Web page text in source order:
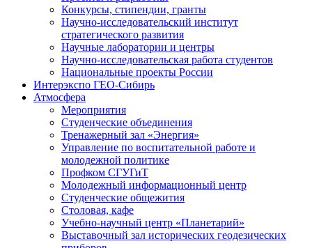
Конкурсы, стипендии, гранты
Научно-исследовательский институт
стратегического развития
Научные лаборатории и центры
Научно-исследовательская работа студентов
Национальные проекты России
Интерэкспо ГЕО-Сибирь
Атмосфера
Мероприятия
Студенческие объединения
Тренажерный зал «Энергия»
Управление по воспитательной работе и
молодежной политике
Профком СГУГиТ
Молодежный информационный центр
Студенческие общежития
Столовая, кафе
Учебно-научный центр «Планетарий»
Выставочный зал исторических геодезических